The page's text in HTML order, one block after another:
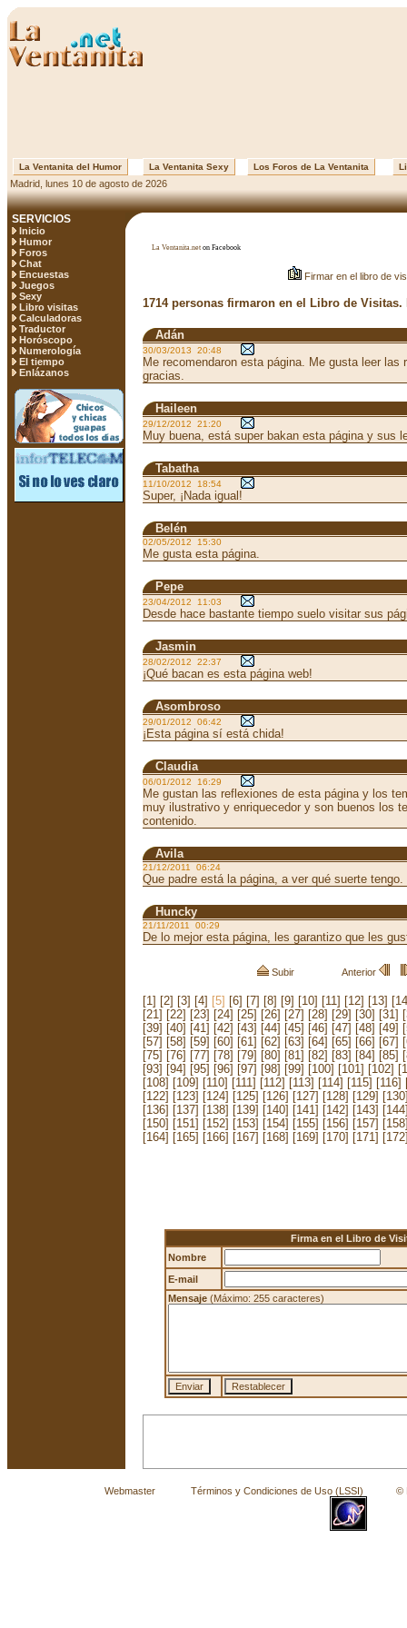
La Ventanita del Humor La Ventanita Sexy Los Foros de La Ventanita
Madrid, lunes 10 de agosto de 2026
SERVICIOS
Inicio
Humor
Foros
Chat
Encuestas
Juegos
Sexy
Libro visitas
Calculadoras
Traductor
Horóscopo
Numerología
El tiempo
Enlázanos
La Ventanita.net on Facebook
Firmar en el libro de
1714 personas firmaron en el Libro de Visitas.
Adán
30/03/2013 20:48
Me recomendaron esta página. Me gusta leer
gracias.
Haileen
29/12/2012 21:20
Muy buena, está super bakan esta página y sus
Tabatha
11/10/2012 18:54
Super, ¡Nada igual!
Belén
02/05/2012 15:30
Me gusta esta página.
Pepe
23/04/2012 11:03
Desde hace bastante tiempo suelo visitar sus
Jasmin
28/02/2012 22:37
¡Qué bacan es esta página web!
Asombroso
29/01/2012 06:42
¡Esta página sí está chida!
Claudia
06/01/2012 16:29
Me gustan las reflexiones de esta página y los
muy ilustrativo y enriquecedor y son buenos los
contenido.
Avila
21/12/2011 06:24
Que padre está la página, a ver qué suerte tengo.
Huncky
21/11/2011 00:29
De lo mejor esta página, les garantizo que les
Subir Anterior
[1] [2] [3] [4] [5] [6] [7] [8] [9] [10] [11] [12] [13]
[21] [22] [23] [24] [25] [26] [27] [28] [29] [30] [31]
[39] [40] [41] [42] [43] [44] [45] [46] [47] [48] [49]
[57] [58] [59] [60] [61] [62] [63] [64] [65] [66] [67]
[75] [76] [77] [78] [79] [80] [81] [82] [83] [84] [85]
[93] [94] [95] [96] [97] [98] [99] [100] [101] [102]
[108] [109] [110] [111] [112] [113] [114] [115] [116]
[122] [123] [124] [125] [126] [127] [128] [129]
[136] [137] [138] [139] [140] [141] [142] [143]
[150] [151] [152] [153] [154] [155] [156] [157]
[164] [165] [166] [167] [168] [169] [170] [171]
Firma en el Libro de
Nombre
E-mail
Mensaje (Máximo: 255 caracteres)
Webmaster Términos y Condiciones de Uso (LSSI) © La